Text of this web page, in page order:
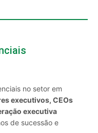
no setor em
executivos, CEOs
executiva
de sucessão e